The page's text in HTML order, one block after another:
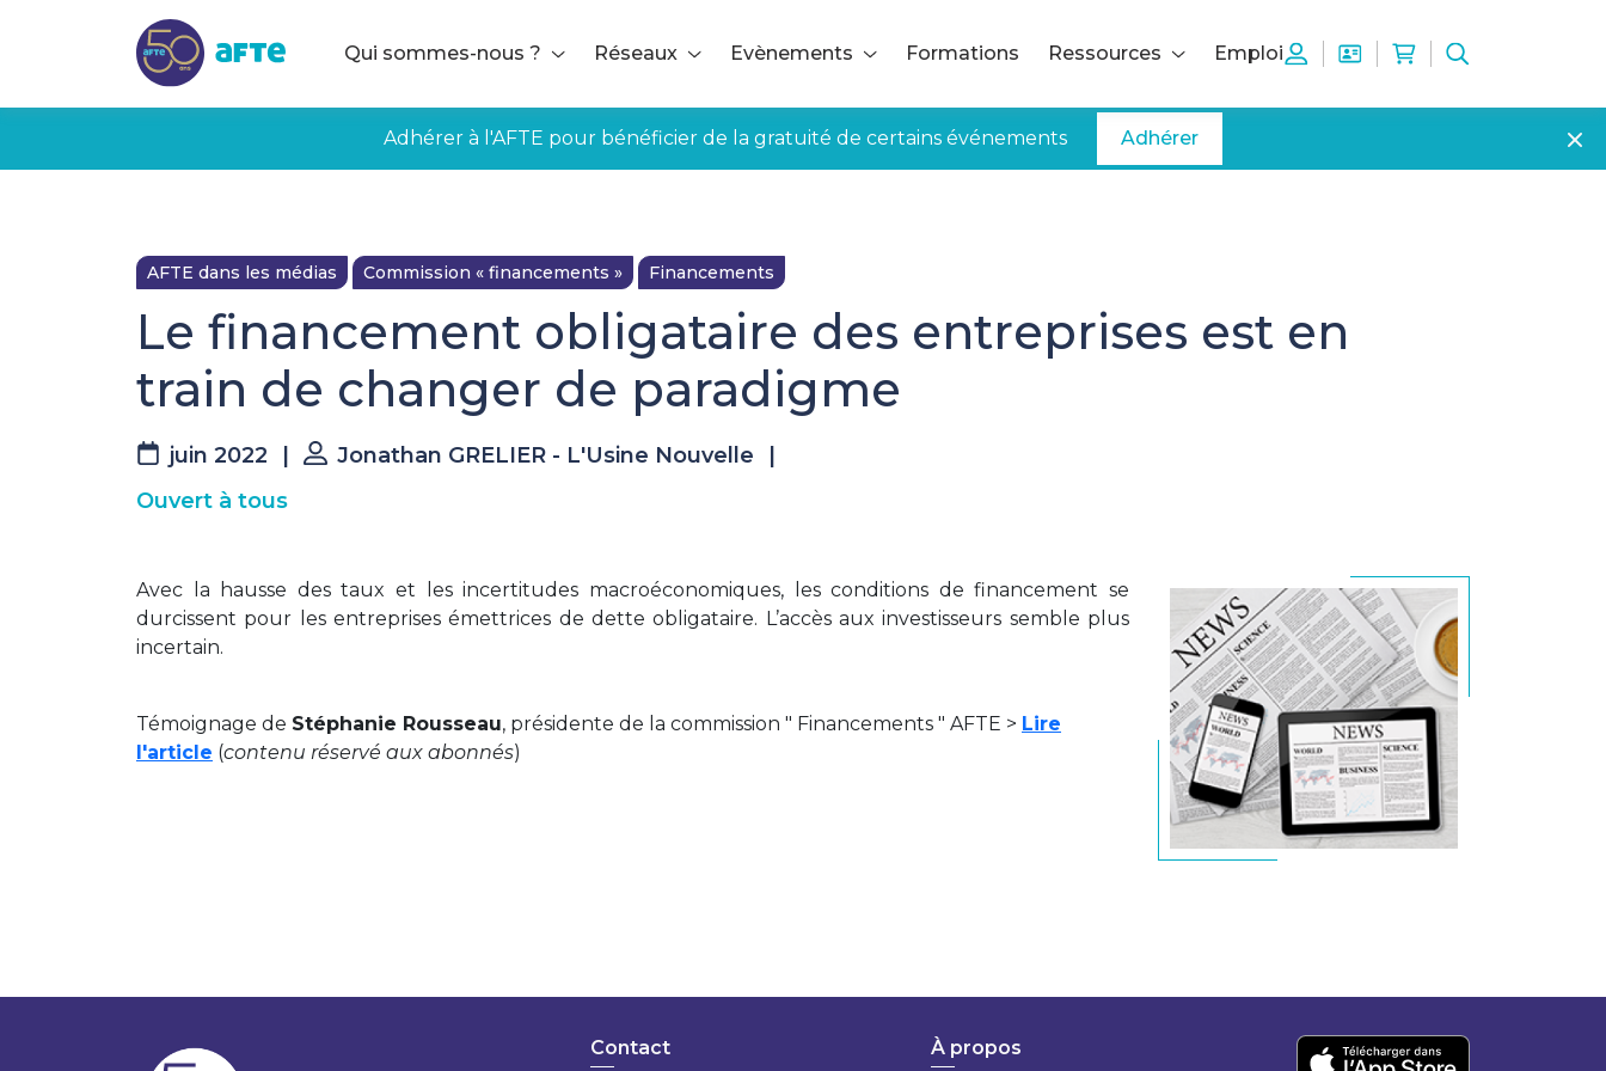
Qui sommes-nous ?
Réseaux Evènements Formations Ressources Emploi
Adhérer à l'AFTE pour bénéficier de la gratuité de certains événements Adhérer
AFTE dans les médias Commission « financements » Financements
Le financement obligataire des entreprises est en
train de changer de paradigme
juin 2022 Jonathan GRELIER - L'Usine Nouvelle
Ouvert à tous
Avec la hausse des taux et les incertitudes macroéconomiques, les conditions de financement se
durcissent pour les entreprises émettrices de dette obligataire. L’accès aux investisseurs semble plus
incertain.
Témoignage de Stéphanie Rousseau, présidente de la commission " Financements " AFTE > Lire
l'article (contenu réservé aux abonnés)
Contact À propos